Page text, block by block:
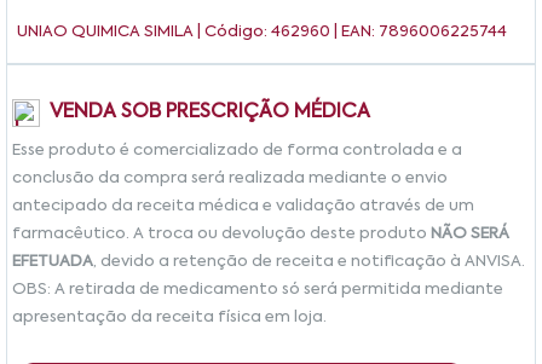
UNIAO QUIMICA SIMILA | Código: 462960 | EAN: 7896006225744
VENDA SOB PRESCRIÇÃO MÉDICA
Esse produto é comercializado de forma controlada e a
conclusão da compra será realizada mediante o envio
antecipado da receita médica e validação através de um
farmacêutico. A troca ou devolução deste produto NÃO SERÁ
EFETUADA, devido a retenção de receita e notificação à ANVISA.
OBS: A retirada de medicamento só será permitida mediante
apresentação da receita física em loja.